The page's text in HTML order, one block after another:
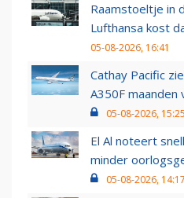
Raamstoeltje in
Lufthansa kost
05-08-2026, 16:41
Cathay Pacific
A350F
05-08-2026, 15:25
El Al noteert
minder
05-08-2026, 14:17